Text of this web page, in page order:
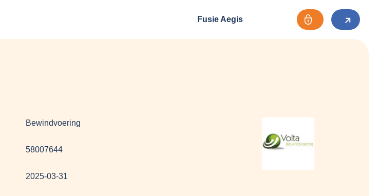
Fusie Aegis
Bewindvoering
58007644
2025-03-31